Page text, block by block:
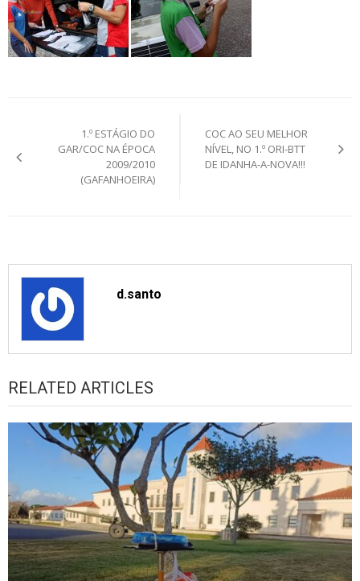
navigation
1.º ESTÁGIO DO
GAR/COC NA ÉPOCA
2009/2010
(GAFANHOEIRA)
COC AO SEU MELHOR
NÍVEL, NO 1.º ORI-BTT
DE IDANHA-A-NOVA!!!
d.santo
RELATED ARTICLES